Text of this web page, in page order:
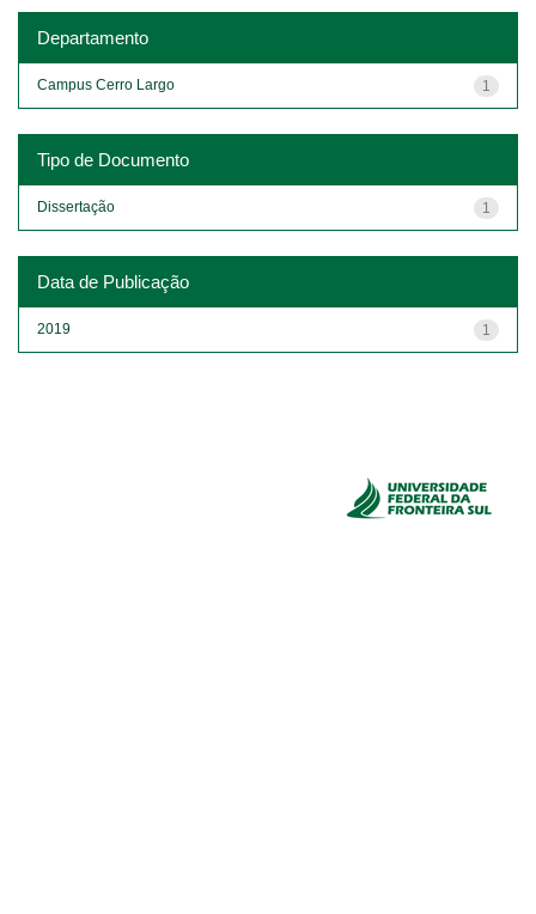
Departamento
1
Campus Cerro Largo
Tipo de Documento
1
Dissertação
Data de Publicação
1
2019